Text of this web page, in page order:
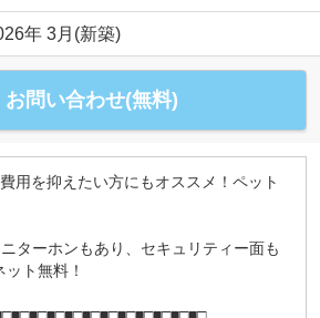
年 3月(新築)
お問い合わせ(無料)
用を抑えたい方にもオススメ！ペット
ターホンもあり、セキュリティー面も
ト無料！